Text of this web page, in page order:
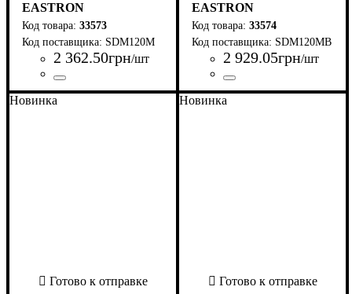
EASTRON
33573
SDM120M
2 362.50грн/шт
Страна-производитель:
Китай
Серия: SDM
EASTRON
33574
SDM120MB
2 929.05грн/шт
Страна-производитель:
Китай
Серия: SDM
Новинка Новинка